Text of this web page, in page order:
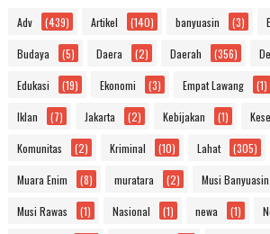
Adv (439) Artikel (140) banyuasin (3)
Budaya (5) Daera (2) Daerah (356)
Edukasi (19) Ekonomi (3) Empat Lawang (1)
Iklan (7) Jakarta (2) Kebijakan (1)
Komunitas (2) Kriminal (10) Lahat (305)
Muara Enim (8) muratara (2) Musi Banyuasin
Musi Rawas (1) Nasional (1) newa (1)